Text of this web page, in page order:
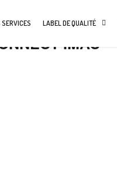
SERVICES LABEL DE QUALITÉ
IMAC